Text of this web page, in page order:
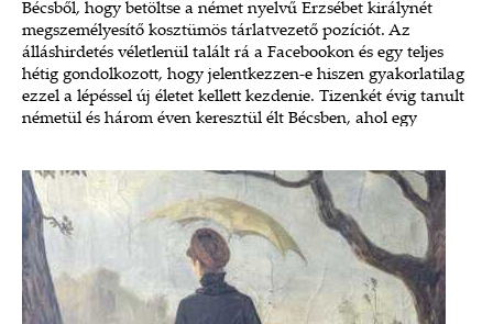
Bécsből, hogy betöltse a német nyelvű Erzsébet királynét
megszemélyesítő kosztümös tárlatvezető pozíciót. Az
álláshirdetés véletlenül talált rá a Facebookon és egy teljes
hétig gondolkozott, hogy jelentkezzen-e hiszen gyakorlatilag
ezzel a lépéssel új életet kellett kezdenie. Tizenkét évig tanult
németül és három éven keresztül élt Bécsben, ahol egy